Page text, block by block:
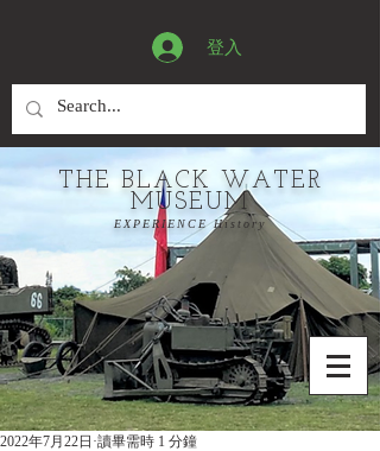
登入
THE BLACK WATER
MUSEUM
EXPERIENCE History
2022年7月22日 讀畢需時 1 分鐘